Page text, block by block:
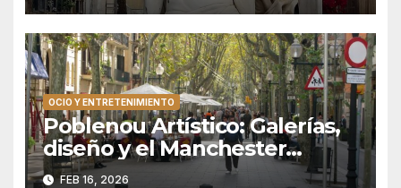
OCIO Y ENTRETENIMIENTO
Poblenou Artístico: Galerías,
diseño y el Manchester
catalán
FEB 16, 2026